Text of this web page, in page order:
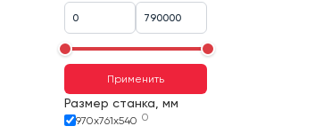
Применить
Размер станка, мм
970х761х540 0